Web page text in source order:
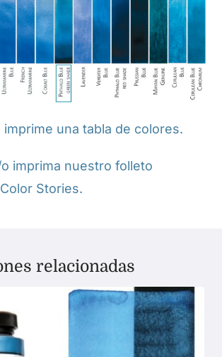
imprime una tabla de colores.
imprima nuestro folleto
Stories.
relacionadas